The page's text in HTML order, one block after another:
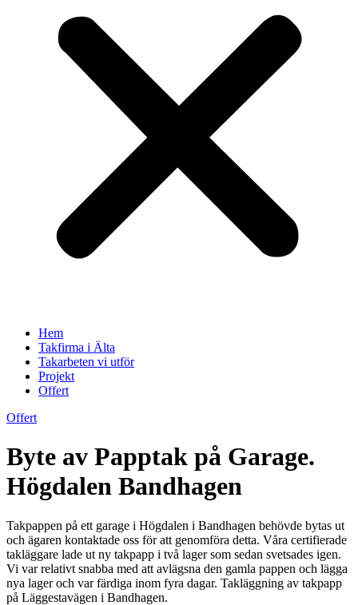
Hem
Takfirma i Älta
Takarbeten vi utför
Projekt
Offert
Offert
Byte av Papptak på Garage.
Högdalen Bandhagen
Takpappen på ett garage i Högdalen i Bandhagen behövde bytas ut
och ägaren kontaktade oss för att genomföra detta. Våra certifierade
takläggare lade ut ny takpapp i två lager som sedan svetsades igen.
Vi var relativt snabba med att avlägsna den gamla pappen och lägga
nya lager och var färdiga inom fyra dagar. Takläggning av takpapp
på Läggestavägen i Bandhagen.